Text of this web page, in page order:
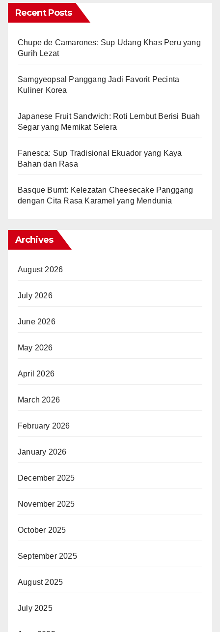
Recent Posts
Chupe de Camarones: Sup Udang Khas Peru yang
Gurih Lezat
Samgyeopsal Panggang Jadi Favorit Pecinta
Kuliner Korea
Japanese Fruit Sandwich: Roti Lembut Berisi Buah
Segar yang Memikat Selera
Fanesca: Sup Tradisional Ekuador yang Kaya
Bahan dan Rasa
Basque Burnt: Kelezatan Cheesecake Panggang
dengan Cita Rasa Karamel yang Mendunia
Archives
August 2026
July 2026
June 2026
May 2026
April 2026
March 2026
February 2026
January 2026
December 2025
November 2025
October 2025
September 2025
August 2025
July 2025